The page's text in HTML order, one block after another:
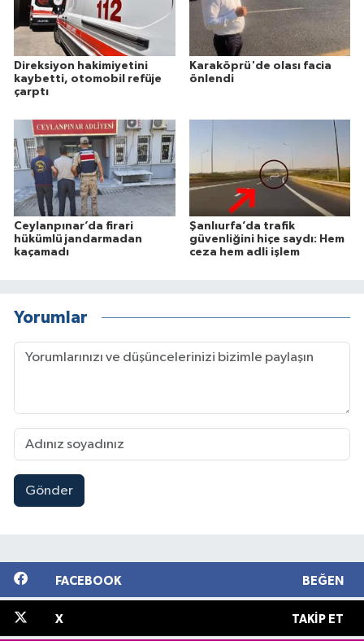
Direksiyon hakimiyetini
kaybetti, otomobil refüje
çarptı
Karaköprü'de olası facia
önlendi
Ceylanpınar’da firari
hükümlü jandarmadan
kaçamadı
Şanlıurfa’da trafik
güvenliğini hiçe saydı: Hem
ceza hem adli işlem
Yorumlar
Gönder
FACEBOOK BEĞEN
X TAKIP ET